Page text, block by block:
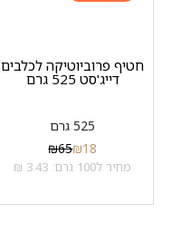
חטיף פרוביוטיקה לכלבים
דייג'סט 525 גרם
525 גרם
₪65₪18
מחיר ל100 גרם: 3.43 ₪